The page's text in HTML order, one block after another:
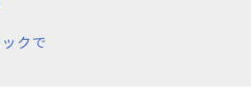
クで